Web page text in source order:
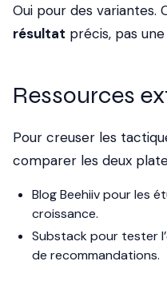
Oui pour des variantes.
résultat précis, pas
Ressources
Pour creuser les
comparer les deux
Blog Beehiivpour les
croissance.
Substackpour tester
de recommandations.